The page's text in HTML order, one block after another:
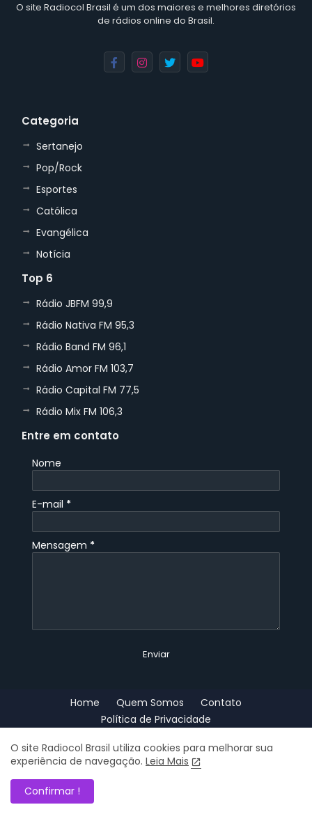
O site Radiocol Brasil é um dos maiores e melhores diretórios
de rádios online do Brasil.
Categoria
Sertanejo
Pop/Rock
Esportes
Católica
Evangélica
Notícia
Top 6
Rádio JBFM 99,9
Rádio Nativa FM 95,3
Rádio Band FM 96,1
Rádio Amor FM 103,7
Rádio Capital FM 77,5
Rádio Mix FM 106,3
Entre em contato
Nome
E-mail *
Mensagem *
Home Quem Somos
Contato
Política de Privacidade
Copyright - Radiocol Brasil © 2023 - Rádio ao Vivo e Online 24h por
dia
O site Radiocol Brasil utiliza cookies para melhorar sua
experiência de navegação. Leia Mais
Confirmar !
home search